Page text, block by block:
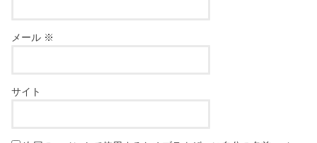
メール ※
サイト